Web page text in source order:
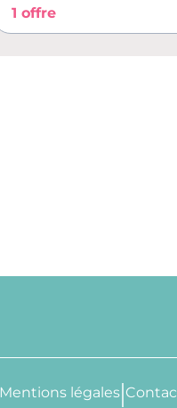
1 offre
Mentions légales